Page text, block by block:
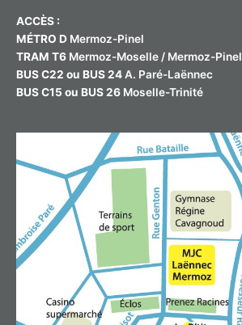
ACCÈS :
MÉTRO D Mermoz-Pinel
TRAM T6 Mermoz-Moselle / Mermoz-Pinel
BUS C22 ou BUS 24A. Paré-Laënnec
BUS C15 ou BUS 26 Moselle-Trinité